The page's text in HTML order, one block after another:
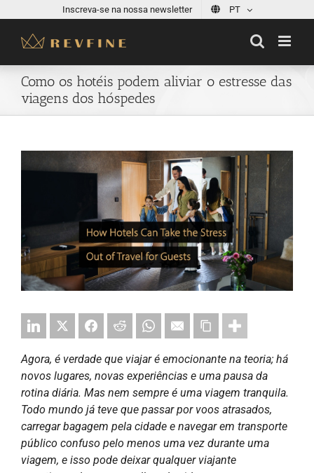
content
Inscreva-se na nossa newsletter PT
Como os hotéis podem aliviar o estresse das
viagens dos hóspedes
Larger
Agora, é verdade que viajar é emocionante na teoria; há
novos lugares, novas experiências e uma pausa da
rotina diária. Mas nem sempre é uma viagem tranquila.
Todo mundo já teve que passar por voos atrasados,
carregar bagagem pela cidade e navegar em transporte
público confuso pelo menos uma vez durante uma
viagem, e isso pode deixar qualquer viajante